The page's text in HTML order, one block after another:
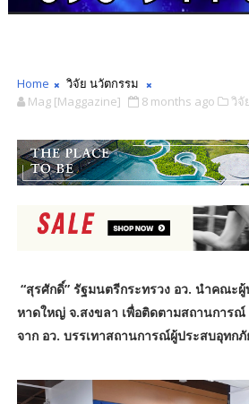
Home
วิจัย นวัตกรรม
Mag [Maggazine]
8 months ago วิจั
“สุรศักดิ์” รัฐมนตรีกระทรวง อว. นำคณะ
หาดใหญ่ จ.สงขลา เพื่อติดตามสถานการณ์
จาก อว. บรรเทาสถานการณ์ผู้ประสบอุทกภั